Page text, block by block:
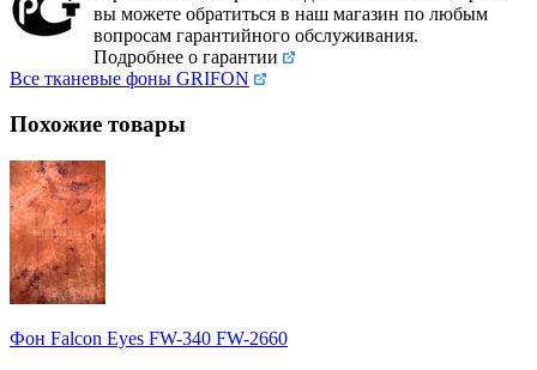
вы можете обратиться в наш магазин по любым
вопросам гарантийного обслуживания.
Подробнее о гарантии
Все тканевые фоны GRIFON
Похожие товары
Фон Falcon Eyes FW-340 FW-2660